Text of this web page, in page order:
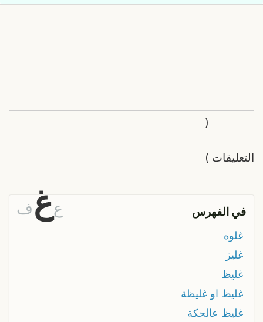
التعليقات
(
)
في الفهرس عغف
غلوه
غليز
غليظ
غليظ او غليظة
غليظ عالحكة